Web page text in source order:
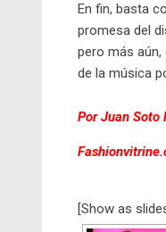
En fin, basta
promesa del
pero más
de la música
Por Juan Soto
[Show as